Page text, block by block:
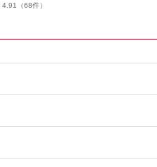
4.91 （68件）